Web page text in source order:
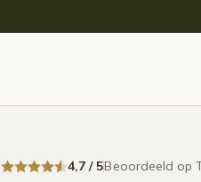
4,7 / 5Beoordeeld op